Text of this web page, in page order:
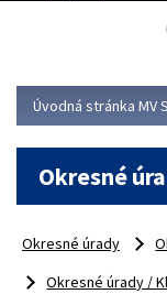
asociácie
Viac
Úvodná stránka MV
Okresné
Okresné úrady
Okresné úrady /